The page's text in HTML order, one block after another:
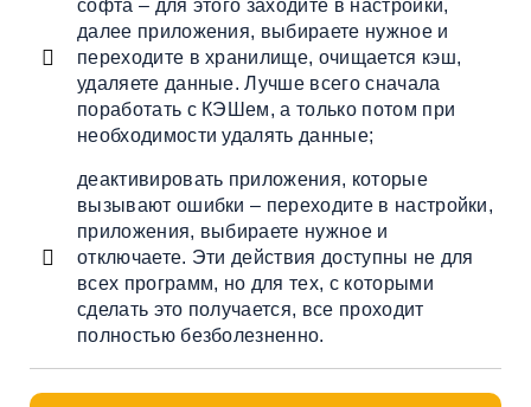
софта – для этого заходите в настройки,
далее приложения, выбираете нужное и
переходите в хранилище, очищается кэш,
удаляете данные. Лучше всего сначала
поработать с КЭШем, а только потом при
необходимости удалять данные;
деактивировать приложения, которые
вызывают ошибки – переходите в настройки,
приложения, выбираете нужное и
отключаете. Эти действия доступны не для
всех программ, но для тех, с которыми
сделать это получается, все проходит
полностью безболезненно.